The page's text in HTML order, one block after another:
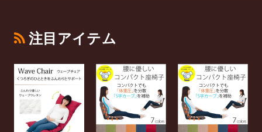
注目アイテム